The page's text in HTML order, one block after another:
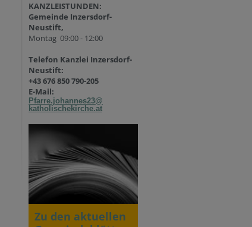
KANZLEISTUNDEN:
Gemeinde Inzersdorf-
Neustift,
Montag 09:00 - 12:00
Telefon Kanzlei Inzersdorf-
Neustift:
+43 676 850 790-205
E-Mail:
Pfarre.johannes23@
katholischekirche.at
Zu den aktuellen